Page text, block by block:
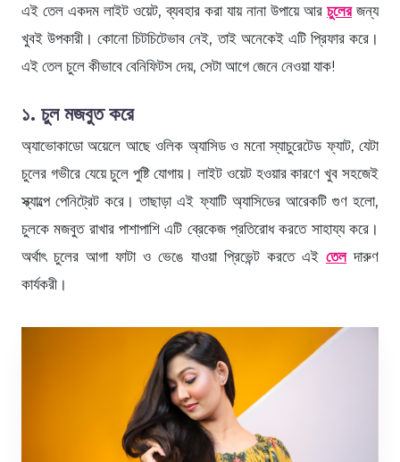
এই তেল একদম লাইট ওয়েট, ব্যবহার করা যায় নানা উপায়ে আর চুলেরজন্য
খুবই উপকারী। কোনো চিটচিটেভাব নেই, তাই অনেকেই এটি প্রিফার করে।
এই তেল চুলে কীভাবে বেনিফিটস দেয়, সেটা আগে জেনে নেওয়া যাক!
১. চুল মজবুত করে
অ্যাভোকাডো অয়েলে আছে ওলিক অ্যাসিড ও মনো স্যাচুরেটেড ফ্যাট, যেটা
চুলের গভীরে যেয়ে চুলে পুষ্টি যোগায়। লাইট ওয়েট হওয়ার কারণে খুব সহজেই
স্ক্যাল্পে পেনিট্রেট করে। তাছাড়া এই ফ্যাটি অ্যাসিডের আরেকটি গুণ হলো,
চুলকে মজবুত রাখার পাশাপাশি এটি ব্রেকেজ প্রতিরোধ করতে সাহায্য করে।
অর্থাৎ চুলের আগা ফাটা ও ভেঙে যাওয়া প্রিভেন্ট করতে এই তেলদারুণ
কার্যকরী।